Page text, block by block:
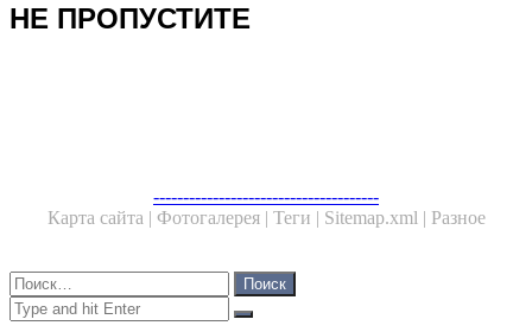
НЕ ПРОПУСТИТЕ
--------------------------------------
Карта сайта | Фотогалерея | Теги | Sitemap.xml | Разное
Close
Найти:
Close
Search